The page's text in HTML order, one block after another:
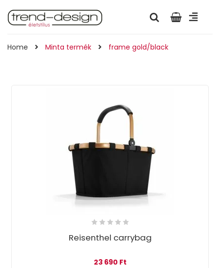
Home Minta termék frame gold/black
Reisenthel carrybag
23 690 Ft